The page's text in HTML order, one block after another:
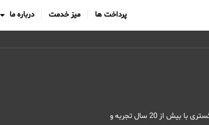
پرداخت ها میز خدمت درباره ما
فرایند دریافت مشاوره جرائم انتخاباتی بصورت کاملا تخصصی و حرفه ای توسط وکیل پایه 1 دادگستری با بیش از 20 سال تجربه و